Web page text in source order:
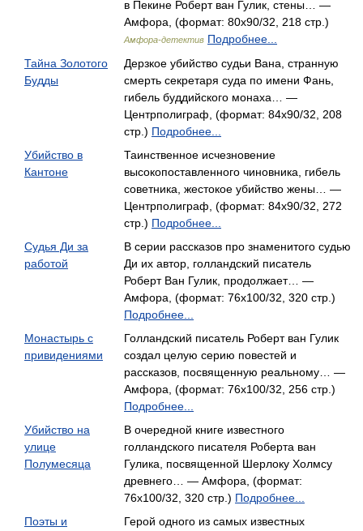
в Пекине Роберт ван Гулик, стены… —
Амфора, (формат: 80x90/32, 218 стр.)
Амфора-детектив Подробнее...
Тайна Золотого
Будды
Дерзкое убийство судьи Вана, странную
смерть секретаря суда по имени Фань,
гибель буддийского монаха… —
Центрполиграф, (формат: 84x90/32, 208
стр.) Подробнее...
Убийство в
Кантоне
Таинственное исчезновение
высокопоставленного чиновника, гибель
советника, жестокое убийство жены… —
Центрполиграф, (формат: 84x90/32, 272
стр.) Подробнее...
Судья Ди за
работой
В серии рассказов про знаменитого судью
Ди их автор, голландский писатель
Роберт Ван Гулик, продолжает… —
Амфора, (формат: 76x100/32, 320 стр.)
Подробнее...
Монастырь с
привидениями
Голландский писатель Роберт ван Гулик
создал целую серию повестей и
рассказов, посвященную реальному… —
Амфора, (формат: 76x100/32, 256 стр.)
Подробнее...
Убийство на
улице
Полумесяца
В очередной книге известного
голландского писателя Роберта ван
Гулика, посвященной Шерлоку Холмсу
древнего… — Амфора, (формат:
76x100/32, 320 стр.) Подробнее...
Поэты и
Герой одного из самых известных